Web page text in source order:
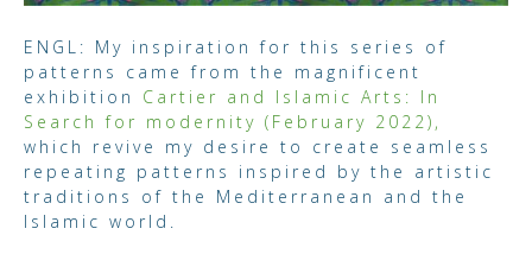
ENGL: My inspiration for this series of
patterns came from the magnificent
exhibition Cartier and Islamic Arts: In
Search for modernity (February 2022),
which revive my desire to create seamless
repeating patterns inspired by the artistic
traditions of the Mediterranean and the
Islamic world.